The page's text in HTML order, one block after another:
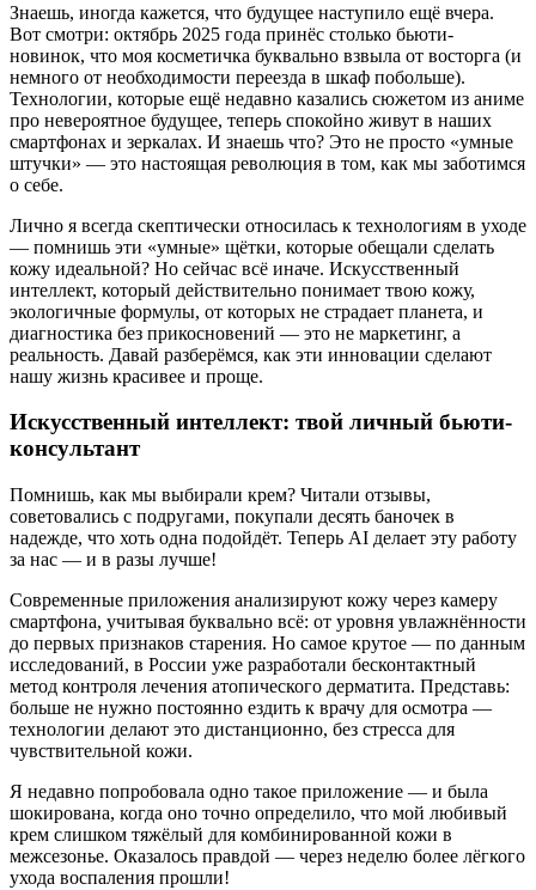
Знаешь, иногда кажется, что будущее наступило ещё вчера.
Вот смотри: октябрь 2025 года принёс столько бьюти-
новинок, что моя косметичка буквально взвыла от восторга (и
немного от необходимости переезда в шкаф побольше).
Технологии, которые ещё недавно казались сюжетом из аниме
про невероятное будущее, теперь спокойно живут в наших
смартфонах и зеркалах. И знаешь что? Это не просто «умные
штучки» — это настоящая революция в том, как мы заботимся
о себе.
Лично я всегда скептически относилась к технологиям в уходе
— помнишь эти «умные» щётки, которые обещали сделать
кожу идеальной? Но сейчас всё иначе. Искусственный
интеллект, который действительно понимает твою кожу,
экологичные формулы, от которых не страдает планета, и
диагностика без прикосновений — это не маркетинг, а
реальность. Давай разберёмся, как эти инновации сделают
нашу жизнь красивее и проще.
Искусственный интеллект: твой личный бьюти-
консультант
Помнишь, как мы выбирали крем? Читали отзывы,
советовались с подругами, покупали десять баночек в
надежде, что хоть одна подойдёт. Теперь AI делает эту работу
за нас — и в разы лучше!
Современные приложения анализируют кожу через камеру
смартфона, учитывая буквально всё: от уровня увлажнённости
до первых признаков старения. Но самое крутое — по данным
исследований, в России уже разработали бесконтактный
метод контроля лечения атопического дерматита. Представь:
больше не нужно постоянно ездить к врачу для осмотра —
технологии делают это дистанционно, без стресса для
чувствительной кожи.
Я недавно попробовала одно такое приложение — и была
шокирована, когда оно точно определило, что мой любивый
крем слишком тяжёлый для комбинированной кожи в
межсезонье. Оказалось правдой — через неделю более лёгкого
ухода воспаления прошли!